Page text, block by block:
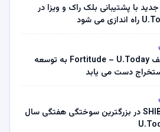
با پشتیبانی بلک راک و ویزا در
Zcash به لطف Fortitude – U.Today به توسعه
دست می یابد
2.96 میلیارد SHIB در بزرگترین سوختگی هفتگی سال